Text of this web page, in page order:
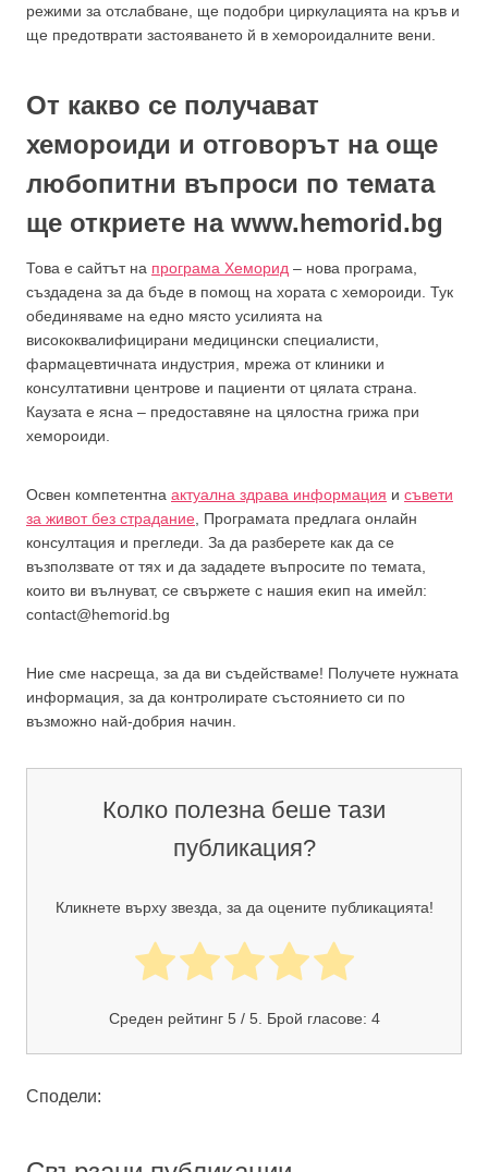
режими за отслабване, ще подобри циркулацията на кръв и
ще предотврати застояването й в хемороидалните вени.
От какво се получават
хемороиди и отговорът на още
любопитни въпроси по темата
ще откриете на www.hemorid.bg
Това е сайтът на програма Хеморид – нова програма,
създадена за да бъде в помощ на хората с хемороиди. Тук
обединяваме на едно място усилията на
висококвалифицирани медицински специалисти,
фармацевтичната индустрия, мрежа от клиники и
консултативни центрове и пациенти от цялата страна.
Каузата е ясна – предоставяне на цялостна грижа при
хемороиди.
Освен компетентна актуална здрава информация и съвети
за живот без страдание , Програмата предлага онлайн
консултация и прегледи. За да разберете как да се
възползвате от тях и да зададете въпросите по темата,
които ви вълнуват, се свържете с нашия екип на имейл:
contact@hemorid.bg
Ние сме насреща, за да ви съдействаме! Получете нужната
информация, за да контролирате състоянието си по
възможно най-добрия начин.
Колко полезна беше тази
публикация?
Кликнете върху звезда, за да оцените публикацията!
Среден рейтинг 5/ 5. Брой гласове: 4
Сподели: